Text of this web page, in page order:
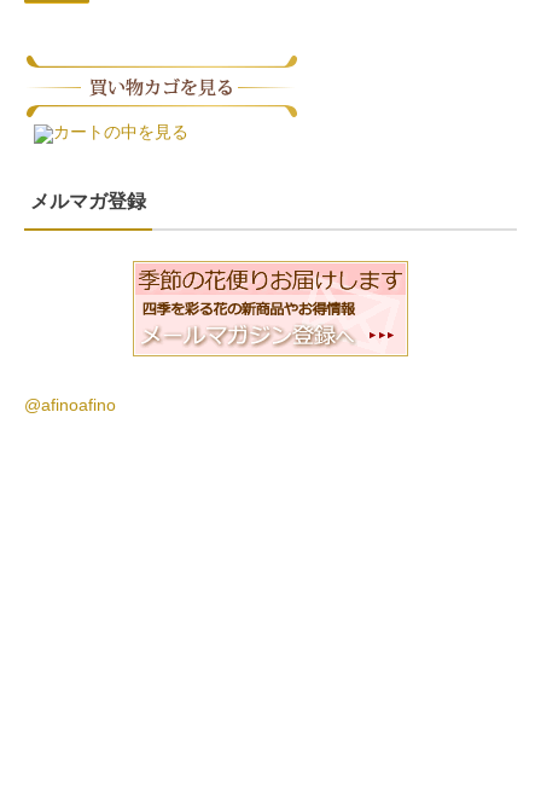
カートの中を見る
メルマガ登録
@afinoafino